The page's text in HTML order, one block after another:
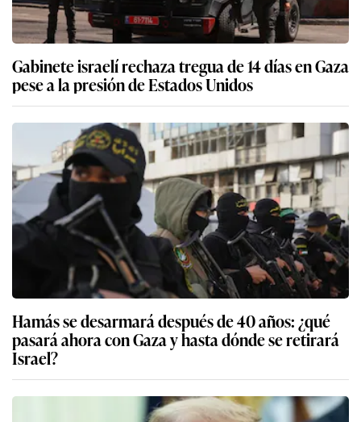
Gabinete israelí rechaza tregua de 14 días en Gaza
pese a la presión de Estados Unidos
Hamás se desarmará después de 40 años: ¿qué
pasará ahora con Gaza y hasta dónde se retirará
Israel?